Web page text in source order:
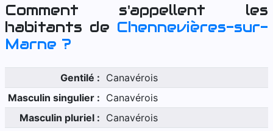
Comment s'appellent les
habitants de Chennevières-sur-
Marne ?
Gentilé : Canavérois
Masculin singulier : Canavérois
Masculin pluriel : Canavérois